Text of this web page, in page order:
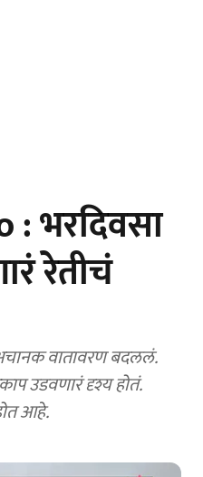
भरदिवसा
रेतीचं
वातावरण बदललं.
उडवणारं दृश्य होतं.
आहे.